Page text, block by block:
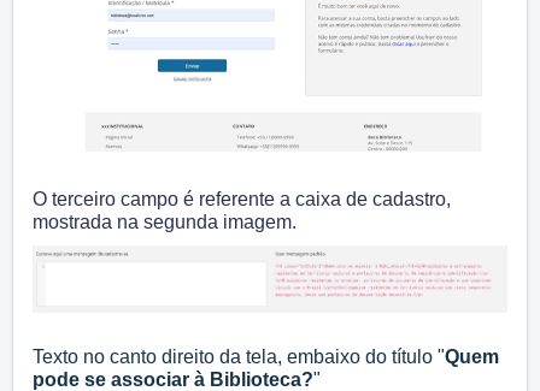
O terceiro campo é referente a caixa de cadastro,
mostrada na segunda imagem.
Texto no canto direito da tela, embaixo do título "Quem
pode se associar à Biblioteca?"